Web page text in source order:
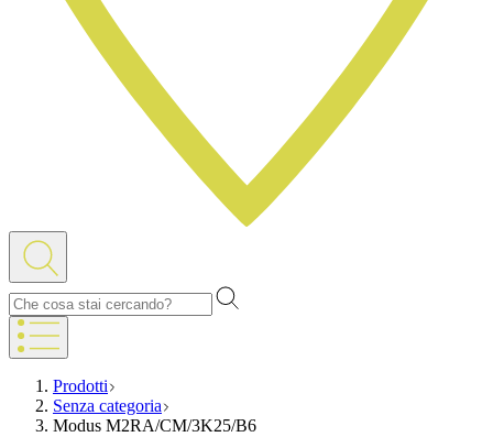
Prodotti
Senza categoria
Modus M2RA/CM/3K25/B6